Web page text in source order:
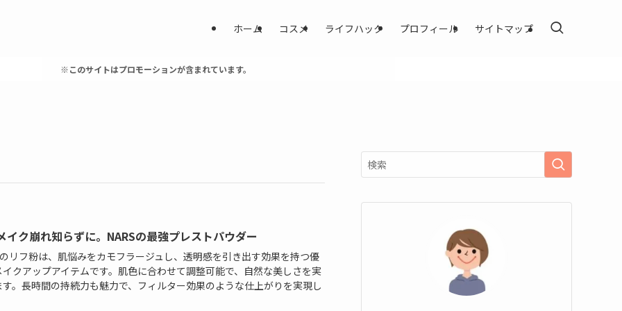
ホーム コスメ ライフハック プロフィール サイトマップ
※このサイトはプロモーションが含まれています。
イク崩れ知らずに。NARSの最強プレストパウダー
リフ粉は、肌悩みをカモフラージュし、透明感を引き出す効果を持つ優
クアップアイテムです。肌色に合わせて調整可能で、自然な美しさを実
。長時間の持続力も魅力で、フィルター効果のような仕上がりを実現し